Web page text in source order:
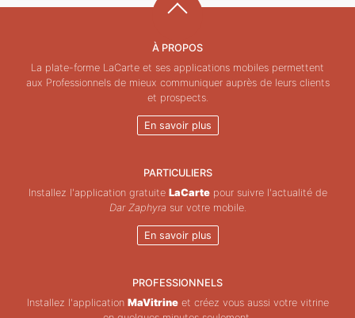
À PROPOS
La plate-forme LaCarte et ses applications mobiles permettent
aux Professionnels de mieux communiquer auprès de leurs clients
et prospects.
En savoir plus
PARTICULIERS
Installez l'application gratuite LaCartepour suivre l'actualité de
Dar Zaphyra sur votre mobile.
En savoir plus
PROFESSIONNELS
Installez l'application MaVitrineet créez vous aussi votre vitrine